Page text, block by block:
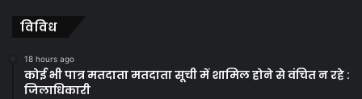
विविध
18 hours ago
कोई भी पात्र मतदाता मतदाता सूची में शामिल होने से वंचित न रहे :
जिलाधिकारी